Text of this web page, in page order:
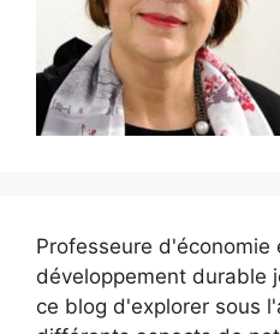
Professeure d'économie
développement durable
ce blog d'explorer sous